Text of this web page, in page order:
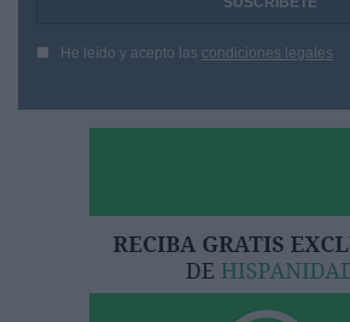
He leído y acepto las condiciones legales